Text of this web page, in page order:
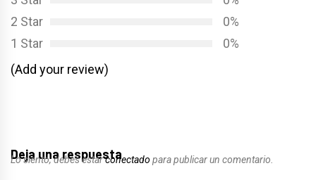
2 Star
0%
1 Star
0%
(Add your review)
Deja una respuesta
Lo siento, debes estarconectado para publicar un comentario.